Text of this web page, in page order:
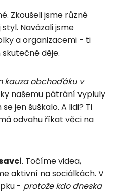
Zkoušeli jsme různé
Navázali jsme
a organizacemi - ti
děje.
kauza obchoďáku v
našemu pátrání vypluly
jen šuškalo. A lidi? Ti
odvahu říkat věci na
. Točíme videa,
aktivní na sociálkách. V
- protože kdo dneska